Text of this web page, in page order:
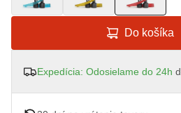
Do košíka
Expedícia: Odosielame do 24h